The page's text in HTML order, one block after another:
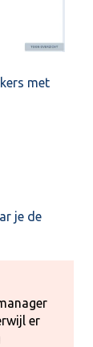
met
je de
er